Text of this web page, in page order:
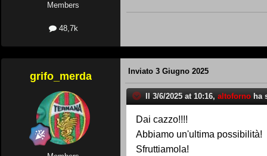
Members
48,7k
grifo_merda Inviato 3 Giugno 2025
Il 3/6/2025 at 10:16, altoforno ha
Dai cazzo!!!!
Abbiamo un'ultima possibilità!
Sfruttiamola!